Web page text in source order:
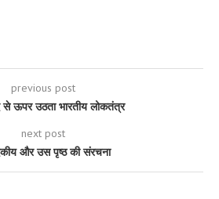
previous post
से ऊपर उठता भारतीय लोकतंत्र
next post
और उस पृष्ठ की संरचना